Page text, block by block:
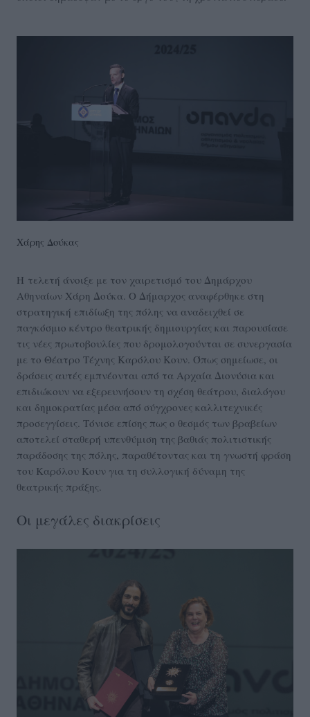
Χάρης Δούκας
Η τελετή άνοιξε με τον χαιρετισμό του Δημάρχου
Αθηναίων Χάρη Δούκα. Ο Δήμαρχος αναφέρθηκε στη
στρατηγική επιδίωξη της πόλης να αναδειχθεί σε
παγκόσμιο κέντρο θεατρικής δημιουργίας και παρουσίασε
τις νέες πρωτοβουλίες που δρομολογούνται σε συνεργασία
με το Θέατρο Τέχνης Καρόλου Κουν. Όπως σημείωσε, οι
δράσεις αυτές εμπνέονται από τα Αρχαία Διονύσια και
επιδιώκουν να εξερευνήσουν τη σχέση θεάτρου, διαλόγου
και δημοκρατίας μέσα από σύγχρονες καλλιτεχνικές
προσεγγίσεις. Τόνισε επίσης πως ο θεσμός των βραβείων
αποτελεί σταθερή υπενθύμιση της βαθιάς πολιτιστικής
παράδοσης της πόλης, παραθέτοντας και τη γνωστή φράση
του Καρόλου Κουν για τη συλλογική δύναμη της
θεατρικής πράξης.
Οι μεγάλες διακρίσεις